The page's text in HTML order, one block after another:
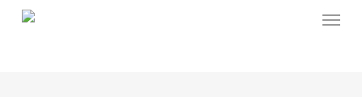
Menu